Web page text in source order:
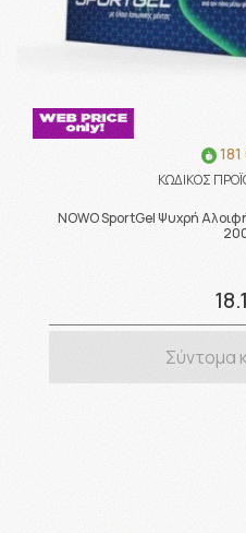
ΚΩΔΙΚΟΣ
NOWO SportGel Ψυχρή
Σύντομα